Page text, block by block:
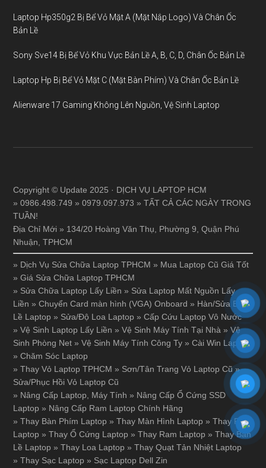
Laptop Hp350g2 Bị Bể Vỏ Mặt A (Mặt Nắp Logo) Và Chân Ốc
Bản Lề
Sony Sve14 Bị Bể Vỏ Khu Vực Bản Lề A, B, C, D, Chân Ốc Bản Lề
Laptop Hp Bị Bể Vỏ Mặt C (Mặt Bàn Phím) Và Chân Ốc Bản Lề
Alienware 17 Gaming Không Lên Nguồn, Vệ Sinh Laptop
Copyright © Update 2025 · DỊCH VỤ LAPTOP HCM
» 0986.498.749 » 0979.097.973 » TẤT CẢ CÁC NGÀY TRONG
TUẦN!
Địa Chỉ Mới » 134/20 Hoàng Văn Thụ, Phường 9, Quận Phú
Nhuận, TPHCM
» Dịch Vụ Sửa Chữa Laptop TPHCM » Mua Laptop Cũ Giá Tốt
»Giá Sửa Chữa Laptop TPHCM
» Sửa Chữa Laptop Lấy Liền » Sửa Laptop Mất Nguồn Lấy
Liền »Chuyển Card màn hình (VGA) Onboard » Hàn/Sửa Bản
Lề Laptop » Sửa/Độ Loa Laptop »Cấp Cứu Laptop Vô Nước
»Vệ Sinh Laptop Lấy Liền »Vệ Sinh Máy Tính Tại Nhà »Vệ
Sinh Phòng Net »Vệ Sinh Máy Tính Công Ty »Cài Win Laptop
»Chăm Sóc Laptop
»Thay Vỏ Laptop TPHCM » Sơn/Tân Trang Vỏ Laptop Cũ»
Sửa/Phục Hồi Vỏ Laptop Cũ
» Nâng Cấp Laptop, Máy Tính » Nâng Cấp Ổ Cứng SSD
Laptop » Nâng Cấp Ram Laptop Chính Hãng
»Thay Bàn Phím Laptop »Thay Màn Hình Laptop »Thay Pin
Laptop »Thay Ổ Cứng Laptop »Thay Ram Laptop »Thay Bản
Lề Laptop »Thay Loa Laptop »Thay Quạt Tản Nhiệt Laptop
»Thay Sạc Laptop » Sạc Laptop Dell Zin